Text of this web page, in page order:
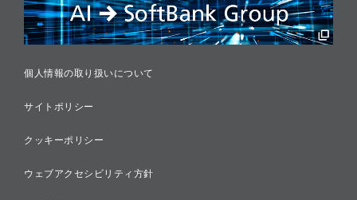
税務に対する取り組み
採用情報
個人情報の取り扱いについて
サイトポリシー
クッキーポリシー
ウェブアクセシビリティ方針